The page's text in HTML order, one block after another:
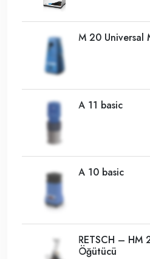
M 20 Universal
A 11 basic
A 10 basic
RETSCH –
Öğütücü